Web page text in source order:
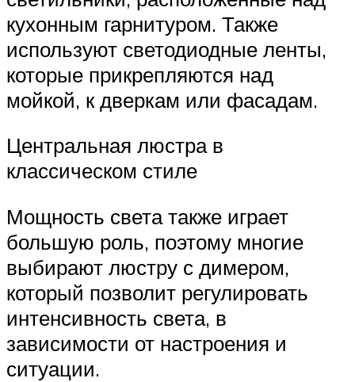
кухонным гарнитуром. Также
используют светодиодные ленты,
которые прикрепляются над
мойкой, к дверкам или фасадам.
Центральная люстра в
классическом стиле
Мощность света также играет
большую роль, поэтому многие
выбирают люстру с димером,
который позволит регулировать
интенсивность света, в
зависимости от настроения и
ситуации.